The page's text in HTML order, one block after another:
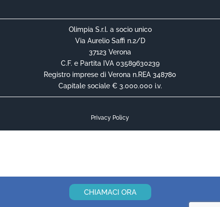
Olimpia S.r.l. a socio unico
Via Aurelio Saffi n.2/D
37123 Verona
C.F. e Partita IVA 03589630239
Registro imprese di Verona n.REA 348780
Capitale sociale € 3.000.000 i.v.
Privacy Policy
CHIAMACI ORA